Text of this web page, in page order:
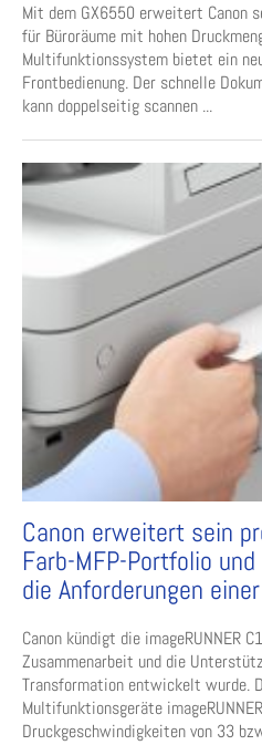
Mit dem GX6550 erweitert Canon
für Büroräume mit hohen
Multifunktionssystem bietet ein
Frontbedienung. Der schnelle
kann doppelseitig scannen ...
Canon erweitert sein
Farb-MFP-Portfolio
die Anforderungen
Canon kündigt die imageRUNNER
Zusammenarbeit und die
Transformation entwickelt wurde.
Multifunktionsgeräte
Druckgeschwindigkeiten von 33